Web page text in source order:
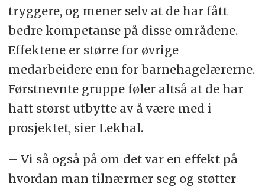
tryggere, og mener selv at de har fått
bedre kompetanse på disse områdene.
Effektene er større for øvrige
medarbeidere enn for barnehagelærerne.
Førstnevnte gruppe føler altså at de har
hatt størst utbytte av å være med i
prosjektet, sier Lekhal.
– Vi så også på om det var en effekt på
hvordan man tilnærmer seg og støtter